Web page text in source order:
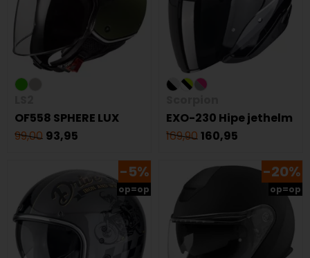
OF558 SPHERE LUX
99,00 93,95
EXO-230 Hipe jethelm
169,90 160,95
-5%
op=op
-20%
op=op